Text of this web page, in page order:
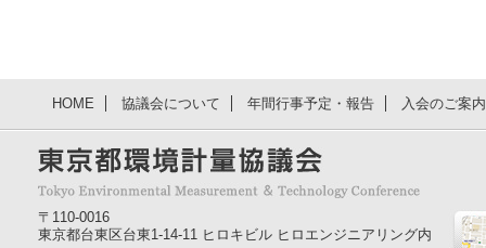
HOME 協議会について 年間行事予定・報告 入会のご案
〒110-0016
東京都台東区台東1-14-11 ヒロキビル ヒロエンジニアリング内